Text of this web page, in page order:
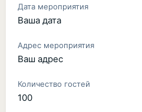
Дата мероприятия
Ваша дата
Адрес мероприятия
Ваш адрес
Количество гостей
100